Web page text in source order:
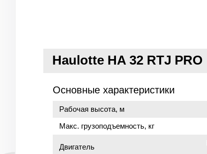
Haulotte HA 32 RTJ PRO
Основные характеристики
Рабочая высота, м
Макс. грузоподъемность, кг
Двигатель